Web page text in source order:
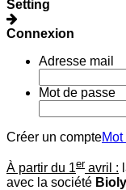
Setting
Connexion
Adresse mail
Mot de passe
Créer un compte
À partir du 1er avril :
avec la société